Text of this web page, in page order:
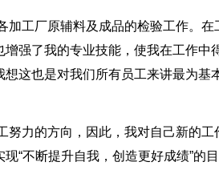
加工厂原辅料及成品的检验工作。在
强了我的专业技能，使我在工作中
这也是对我们所有员工来讲最为基
努力的方向，因此，我对自己新的工
“不断提升自我，创造更好成绩”的目